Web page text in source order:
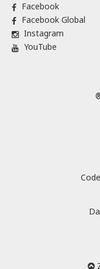
Facebook
Facebook Global
Instagram
YouTube